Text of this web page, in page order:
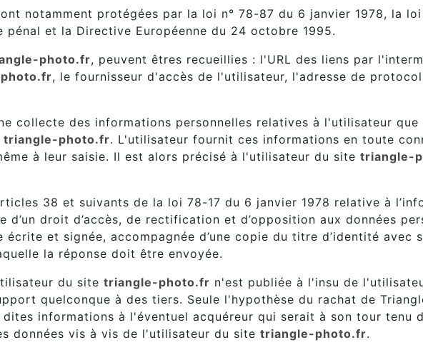
notamment protégées par la loi n° 78-87 du 6 janvier 1978, la
et la Directive Européenne du 24 octobre 1995.
photo.fr, peuvent êtres recueillies : l'URL des liens par
, le fournisseur d'accès de l'utilisateur, l'adresse de
collecte des informations personnelles relatives à l'utilisateur
triangle-photo.fr. L'utilisateur fournit ces informations en toute
à leur saisie. Il est alors précisé à l'utilisateur du site triangle-
38 et suivants de la loi 78-17 du 6 janvier 1978 relative à
droit d’accès, de rectification et d’opposition aux données
et signée, accompagnée d’une copie du titre d’identité avec
la réponse doit être envoyée.
du site triangle-photo.fr n'est publiée à l'insu de
quelconque à des tiers. Seule l'hypothèse du rachat de
informations à l'éventuel acquéreur qui serait à son tour tenu
données vis à vis de l'utilisateur du site triangle-photo.fr.